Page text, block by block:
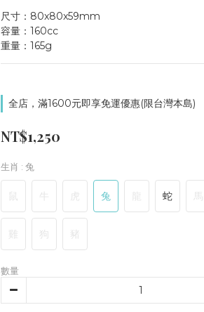
尺寸：80x80x59mm
容量：160cc
重量：165g
全店，滿1600元即享免運優惠(限台灣本島)
NT$1,250
生肖 : 兔
鼠 牛 虎 兔 龍 蛇 馬
雞 狗 豬
數量